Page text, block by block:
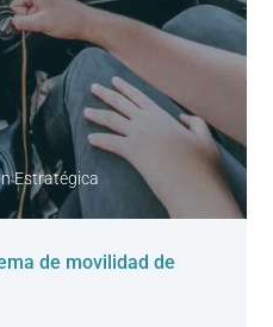
Estratégica
de movilidad de